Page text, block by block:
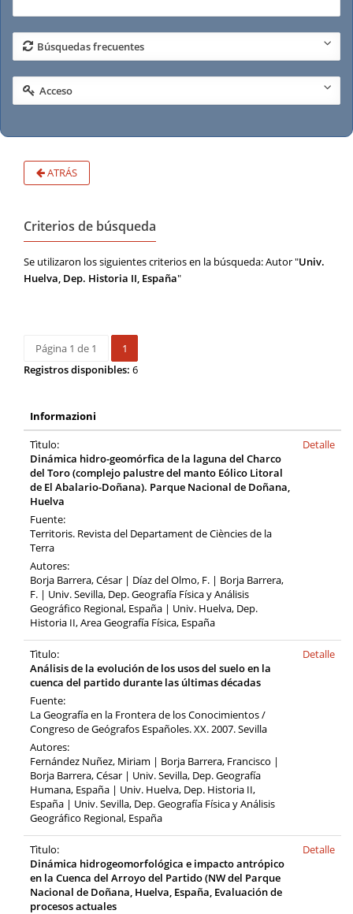
Búsquedas frecuentes
Acceso
ATRÁS
Criterios de búsqueda
Se utilizaron los siguientes criterios en la búsqueda: Autor "Univ.
Huelva, Dep. Historia II, España"
Página 1 de 1
1
Registros disponibles: 6
Informazioni
Tìtulo:
Dinámica hidro-geomórfica de la laguna del Charco
del Toro (complejo palustre del manto Eólico Litoral
de El Abalario-Doñana). Parque Nacional de Doñana,
Huelva
Fuente:
Territoris. Revista del Departament de Ciències de la
Terra
Autores:
Borja Barrera, César | Díaz del Olmo, F. | Borja Barrera,
F. | Univ. Sevilla, Dep. Geografía Física y Análisis
Geográfico Regional, España | Univ. Huelva, Dep.
Historia II, Area Geografía Física, España
Detalle
Tìtulo:
Análisis de la evolución de los usos del suelo en la
cuenca del partido durante las últimas décadas
Fuente:
La Geografía en la Frontera de los Conocimientos /
Congreso de Geógrafos Españoles. XX. 2007. Sevilla
Autores:
Fernández Nuñez, Miriam | Borja Barrera, Francisco |
Borja Barrera, César | Univ. Sevilla, Dep. Geografía
Humana, España | Univ. Huelva, Dep. Historia II,
España | Univ. Sevilla, Dep. Geografía Física y Análisis
Geográfico Regional, España
Detalle
Tìtulo:
Dinámica hidrogeomorfológica e impacto antrópico
en la Cuenca del Arroyo del Partido (NW del Parque
Nacional de Doñana, Huelva, España, Evaluación de
procesos actuales
Detalle